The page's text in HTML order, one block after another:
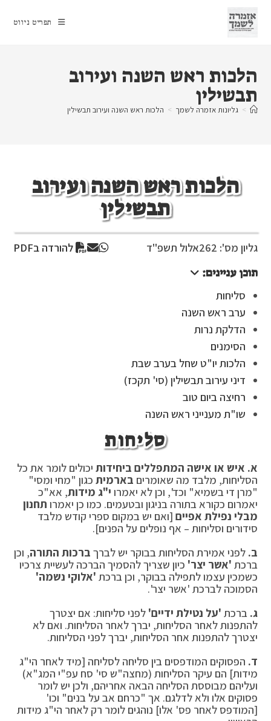
content
תפריט ניווט
הלכות ראש השנה ועירוב
תבשילין
> גליונות אזמרה לשמך > הלכות ראש השנה ועירוב תבשילין
הלכות ראש השנה ועירוב
תבשילין
גליון מס': 262 אלול תשפ"ד
להורדה בPDF
תוכן עניינים:
סליחות
ערב ראש השנה
הדלקת נרות
הסימנים
הלכות יו"ט שחל בערב שבת
דיני עירוב תבשילין (סי' תקכז)
רחיצה ביום טוב
שו"ת מענייני ראש השנה
סליחות
א. איש או אישה המתפללים ביחידות יכולים לומר את כל
הסליחות, מלבד מה שאומרים בארמית כגון "מחי ומסי"
"מרן די בשמיא" וכד', וכן לא יאמרו י"ג מידות, אא"כ
יאמרום כקורא בתורה בניגון ובטעמים. כמו כן יאמרו תחנון
מבלי נפילת אפיים [ואם יש במקום ספרי קודש מלבד
סידורים וסליחות – אף נופלים על הפנים].
ב. לפני אמירת הסליחות בבוקר יש לברך ברכות התורה, וכן
ברכת 'אשר יצר' כיון שצריך להסמיך הברכה לעשיית צרכיו
כשמכין עצמו לתפילה בבוקר, וכן ברכת 'אלוקי נשמה'
הסמוכה לברכת 'אשר יצר'.
ג. ברכת 'על נטילת ידיים' לפני סליחות: אם יצטרך
להתפנות לאחר הסליחות, יברך לאחר הסליחות. ואם לא
יצטרך להתפנות אחר הסליחות, יברך לפני הסליחות.
ד. הפסוקים המודפסים בין סליחה לסליחה [מיד לאחר הי"ג
מידות] הם עיקר הסליחות (מחצה"ש סי' סח עפ"י המג"א)
ועליהם מבוססת הסליחה הבאה אחריהם, ולכן יש לומר
פסוקים אלו ולא לדלגם. אך "כרחם אב על בנים" וכו'
[המודפס לאחר פס' אלו] נוהגים לומר רק לאחר הי"ג מידות